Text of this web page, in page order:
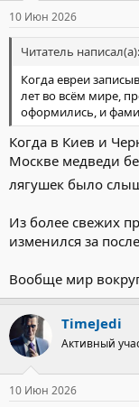
10 Июн 2026
Читатель написал(а):
Когда евреи
лет во всём мире,
оформились, и
Когда в Киев и
Москве медведи
лягушек было
Из более свежих
изменился за
Вообще мир
TimeJedi
Активный
10 Июн 2026